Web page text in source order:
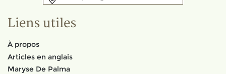
Liens utiles
À propos
Articles en anglais
Maryse De Palma